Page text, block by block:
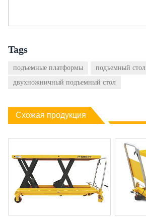
Tags
подъемные платформы
подъемный стол
двухножничный подъемный стол
Схожая продукция